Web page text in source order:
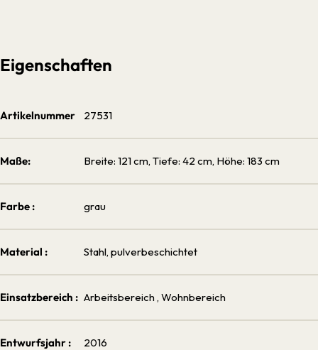
Eigenschaften
Artikelnummer 27531
Maße: Breite: 121 cm, Tiefe: 42 cm, Höhe: 183 cm
Farbe : grau
Material : Stahl, pulverbeschichtet
Einsatzbereich : Arbeitsbereich , Wohnbereich
Entwurfsjahr : 2016